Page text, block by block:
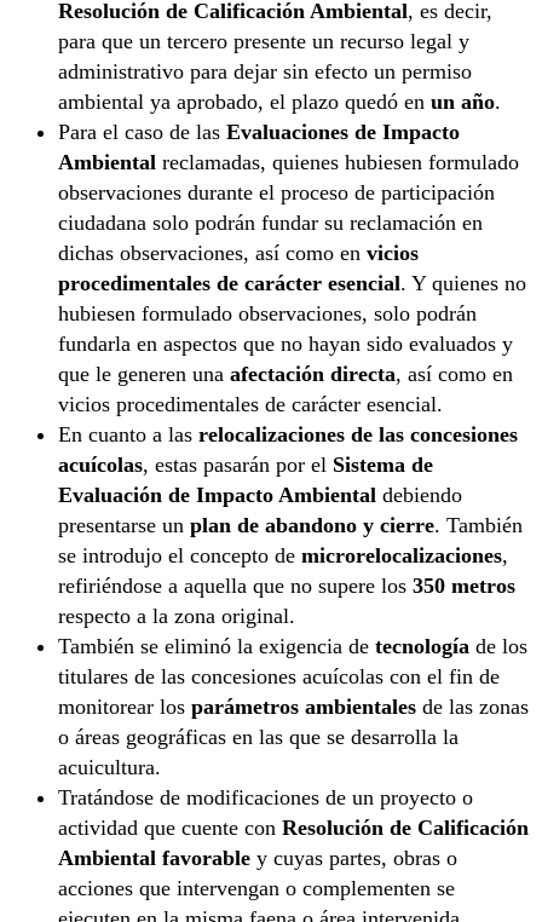
Resolución de Calificación Ambiental, es decir,
para que un tercero presente un recurso legal y
administrativo para dejar sin efecto un permiso
ambiental ya aprobado, el plazo quedó en un año.
Para el caso de las Evaluaciones de Impacto
Ambiental reclamadas, quienes hubiesen formulado
observaciones durante el proceso de participación
ciudadana solo podrán fundar su reclamación en
dichas observaciones, así como en vicios
procedimentales de carácter esencial. Y quienes no
hubiesen formulado observaciones, solo podrán
fundarla en aspectos que no hayan sido evaluados y
que le generen una afectación directa, así como en
vicios procedimentales de carácter esencial.
En cuanto a las relocalizaciones de las concesiones
acuícolas, estas pasarán por el Sistema de
Evaluación de Impacto Ambiental debiendo
presentarse un plan de abandono y cierre. También
se introdujo el concepto de microrelocalizaciones,
refiriéndose a aquella que no supere los 350 metros
respecto a la zona original.
También se eliminó la exigencia de tecnología de los
titulares de las concesiones acuícolas con el fin de
monitorear los parámetros ambientales de las zonas
o áreas geográficas en las que se desarrolla la
acuicultura.
Tratándose de modificaciones de un proyecto o
actividad que cuente con Resolución de Calificación
Ambiental favorable y cuyas partes, obras o
acciones que intervengan o complementen se